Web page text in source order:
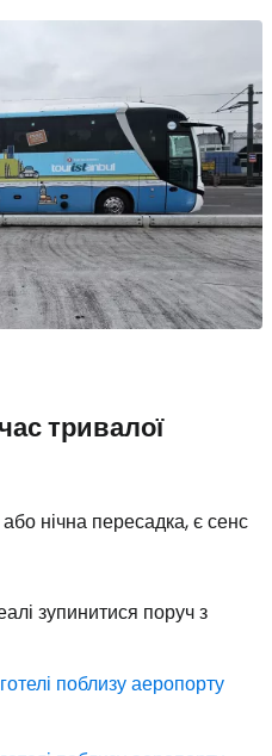
тривалої
нічна пересадка, є сенс
зупинитися поруч з
поблизу аеропорту